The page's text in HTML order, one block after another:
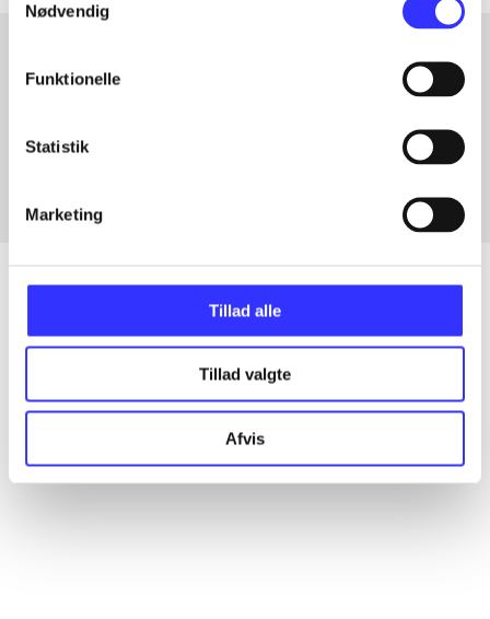
Nødvendig
Funktionelle
Statistik
Marketing
Tillad alle
Tillad valgte
Afvis
Artikler
Alle registrerede artikler fordelt på udgivelser